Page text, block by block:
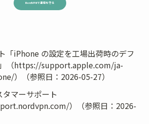
NordVPNで通信を守る
「iPhone の設定を工場出荷時のデフ
（https://support.apple.com/ja-
）（参照日：2026-05-27）
マーサポート
）（参照日：2026-